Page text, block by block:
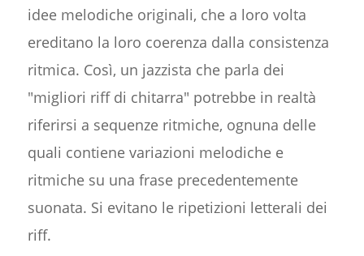
idee melodiche originali, che a loro volta
ereditano la loro coerenza dalla consistenza
ritmica. Così, un jazzista che parla dei
"migliori riff di chitarra" potrebbe in realtà
riferirsi a sequenze ritmiche, ognuna delle
quali contiene variazioni melodiche e
ritmiche su una frase precedentemente
suonata. Si evitano le ripetizioni letterali dei
riff.